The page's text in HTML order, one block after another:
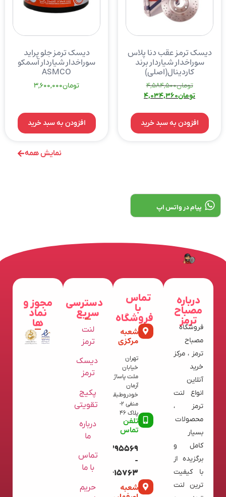
نمایش همه
دیسک ترمز عقب دنا پلاس
سوراخدار شیاردار برند
کاردینال(اصلی)
تومان4,584,500
تومان4,034,360
افزودن به سبد خرید
دیسک ترمز جلو پراید
سوراخدار شیاردار آسمکو
ASMCO
تومان3,600,000
افزودن به سبد خرید
پیام در واتس اپ
درباره
مصباح
ترمز
فروشگاه
مصباح
ترمز ، مرکز
خرید
آنلاین
انواع لنت
ترمز ،
محصولات
بسیار
کامل و
برگزیده از
با کیفیت
ترین لنت
تماس
با
فروشگاه
شعبه
مرکزی
تهران
خیابان
ملت پاساژ
آرمان
خودروطبقه
منفی 2-
پلاک 46
تلفن
تماس
09120395569
-
02136615763
شعبه
دسترسی
سریع
لنت
ترمز
دیسک
ترمز
پکیج
تقویتی
درباره
ما
تماس
با ما
حریم
مجوز و
نماد
ها